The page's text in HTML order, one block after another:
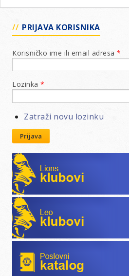
PRIJAVA KORISNIKA
Korisničko ime ili email adresa *
Lozinka *
Zatraži novu lozinku
Prijava
Lions klubovi
Leo klubovi